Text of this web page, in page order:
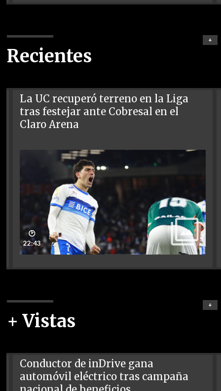
Recientes
+
La UC recuperó terreno en la Liga
tras festejar ante Cobresal en el
Claro Arena
🕑
22:43
+ Vistas
+
Conductor de inDrive gana
automóvil eléctrico tras campaña